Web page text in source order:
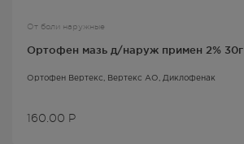
От боли наружные
Ортофен мазь д/наруж примен 2% 30г
Ортофен Вертекс , Вертекс АО, Диклофенак
160.00 Р